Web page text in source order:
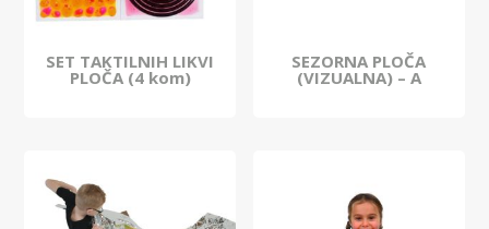
SET TAKTILNIH LIKVI
PLOČA (4 kom)
SEZORNA PLOČA
(VIZUALNA) – A